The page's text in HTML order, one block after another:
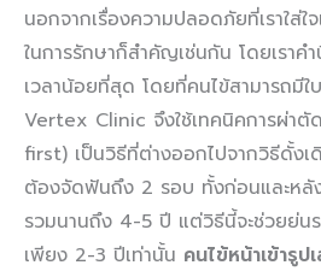
นอกจากเรื่องความปลอดภัยที่เราใส่ใ
ในการรักษาก็สำคัญเช่นกัน โดยเราค
เวลาน้อยที่สุด โดยที่คนไข้สามารถมี
Vertex Clinic จึงใช้เทคนิคการผ่า
first) เป็นวิธีที่ต่างออกไปจากวิธีดั้ง
ต้องจัดฟันถึง 2 รอบ ทั้งก่อนและหลัง
รวมนานถึง 4-5 ปี แต่วิธีนี้จะช่วยย่นร
เพียง 2-3 ปีเท่านั้น คนไข้หน้าเข้ารู